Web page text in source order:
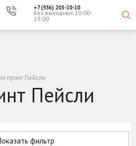
+7 (936) 203-10-10
Без выходных 10:00-
19:00
принт Пейсли
Пейсли
фильтр